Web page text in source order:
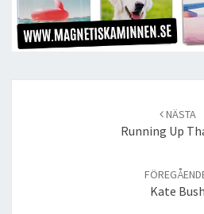
NÄSTA
Running Up
Kate Bush